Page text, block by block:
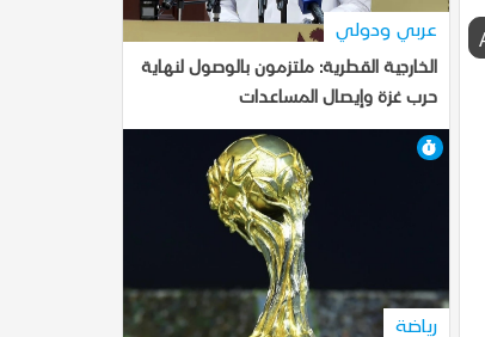
عربي ودولي
الخارجية القطرية: ملتزمون بالوصول لنهاية
حرب غزة وإيصال المساعدات
رياضة